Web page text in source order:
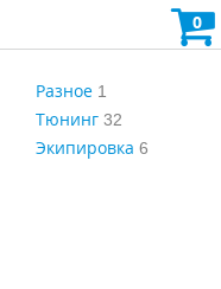
0
Разное1
Тюнинг32
Экипировка 6